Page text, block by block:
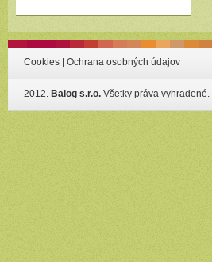
Cookies Ochrana osobných údajov
2012. Balog s.r.o. Všetky práva vyhradené.